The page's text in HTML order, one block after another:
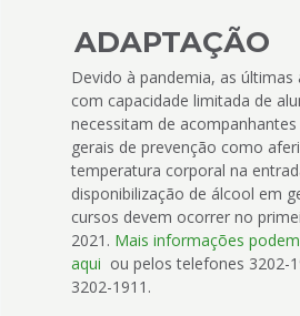
ADAPTAÇÃO
Devido à pandemia, as
com capacidade limitada de
necessitam de
gerais de prevenção como
temperatura corporal na
disponibilização de álcool em
cursos devem ocorrer no
2021. Mais informações
aqui ou pelos telefones 3202-
3202-1911.